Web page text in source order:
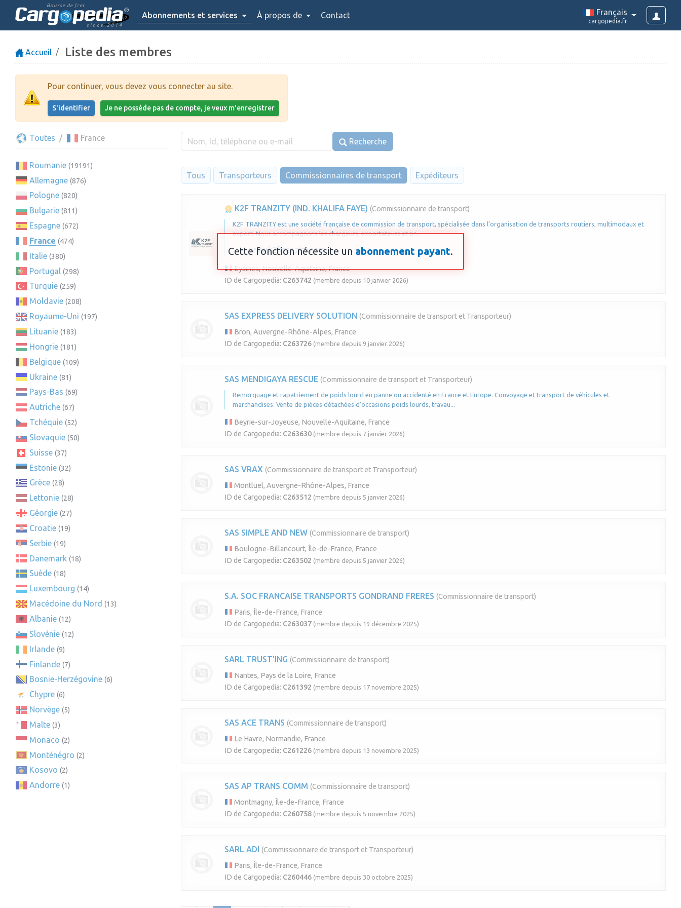
Bourse de fret
since 2014
Abonnements et services À propos de Contact Français
cargopedia.fr
Accueil Liste des membres
Pour continuer, vous devez vous connecter au site.
S'identifier Je ne possède pas de compte, je veux m'enregistrer
Toutes France
Roumanie (19191)
Allemagne (876)
Pologne (820)
Bulgarie (811)
Espagne (672)
France (474)
Italie (380)
Portugal (298)
Turquie (259)
Moldavie (208)
Royaume-Uni (197)
Lituanie (183)
Hongrie (181)
Belgique (109)
Ukraine (81)
Pays-Bas (69)
Autriche (67)
Tchéquie (52)
Slovaquie (50)
Suisse (37)
Estonie (32)
Grèce (28)
Lettonie (28)
Géorgie (27)
Croatie (19)
Serbie (19)
Danemark (18)
Suède (18)
Luxembourg (14)
Macédoine du Nord (13)
Albanie (12)
Slovénie (12)
Irlande (9)
Finlande (7)
Bosnie-Herzégovine (6)
Chypre (6)
Norvège (5)
Malte (3)
Monaco (2)
Monténégro (2)
Kosovo (2)
Andorre (1)
Recherche
Tous Transporteurs Commissionnaires de transport Expéditeurs
K2F TRANZITY (IND. KHALIFA FAYE) (Commissionnaire de transport)
K2F TRANZITY est une société française de commission de transport, spécialisée dans l’organisation de transports routiers, multimodaux et
export. Nous accompagnons les chargeurs, exportateurs et pr...
www.k2ftranzity.com
Eysines, Nouvelle-Aquitaine, France
ID de Cargopedia: C263742 (membre depuis 10 janvier 2026)
SAS EXPRESS DELIVERY SOLUTION (Commissionnaire de transport et Transporteur)
Bron, Auvergne-Rhône-Alpes, France
ID de Cargopedia: C263726 (membre depuis 9 janvier 2026)
SAS MENDIGAYA RESCUE (Commissionnaire de transport et Transporteur)
Remorquage et rapatriement de poids lourd en panne ou accidenté en France et Europe. Convoyage et transport de véhicules et
marchandises. Vente de pièces détachées d'occasions poids lourds, travau...
Beyrie-sur-Joyeuse, Nouvelle-Aquitaine, France
ID de Cargopedia: C263630 (membre depuis 7 janvier 2026)
SAS VRAX (Commissionnaire de transport et Transporteur)
Montluel, Auvergne-Rhône-Alpes, France
ID de Cargopedia: C263512 (membre depuis 5 janvier 2026)
SAS SIMPLE AND NEW (Commissionnaire de transport)
Boulogne-Billancourt, Île-de-France, France
ID de Cargopedia: C263502 (membre depuis 5 janvier 2026)
S.A. SOC FRANCAISE TRANSPORTS GONDRAND FRERES (Commissionnaire de transport)
Paris, Île-de-France, France
ID de Cargopedia: C263037 (membre depuis 19 décembre 2025)
SARL TRUST'ING (Commissionnaire de transport)
Nantes, Pays de la Loire, France
ID de Cargopedia: C261392 (membre depuis 17 novembre 2025)
SAS ACE TRANS (Commissionnaire de transport)
Le Havre, Normandie, France
ID de Cargopedia: C261226 (membre depuis 13 novembre 2025)
SAS AP TRANS COMM (Commissionnaire de transport)
Montmagny, Île-de-France, France
ID de Cargopedia: C260758 (membre depuis 5 novembre 2025)
SARL ADI (Commissionnaire de transport et Transporteur)
Paris, Île-de-France, France
ID de Cargopedia: C260446 (membre depuis 30 octobre 2025)
Cette fonction nécessite un abonnement payant.